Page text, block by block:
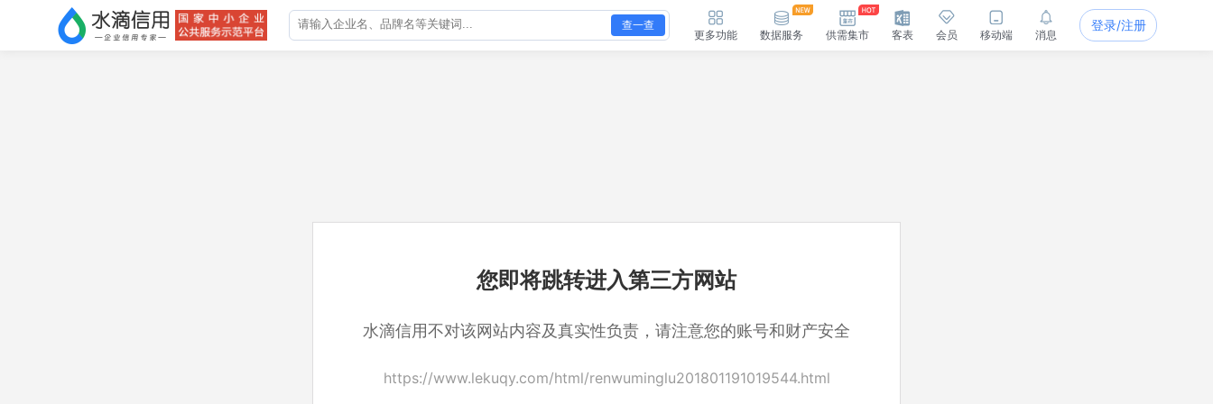
查一查
更多功能 数据服务 供需集市 客表 会员 移动端 消息
登录/注册
您即将跳转进入第三方网站
水滴信用不对该网站内容及真实性负责，请注意您的账号和财产安全
https://www.lekuqy.com/html/renwuminglu201801191019544.html